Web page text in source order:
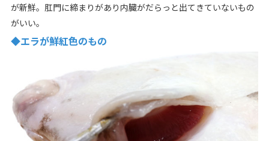
が新鮮。肛門に締まりがあり内臓がだらっと出てきていないもの
がいい。
◆エラが鮮紅色のもの